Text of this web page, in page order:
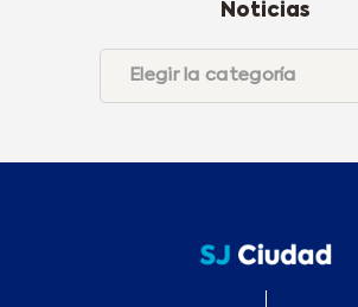
Noticias